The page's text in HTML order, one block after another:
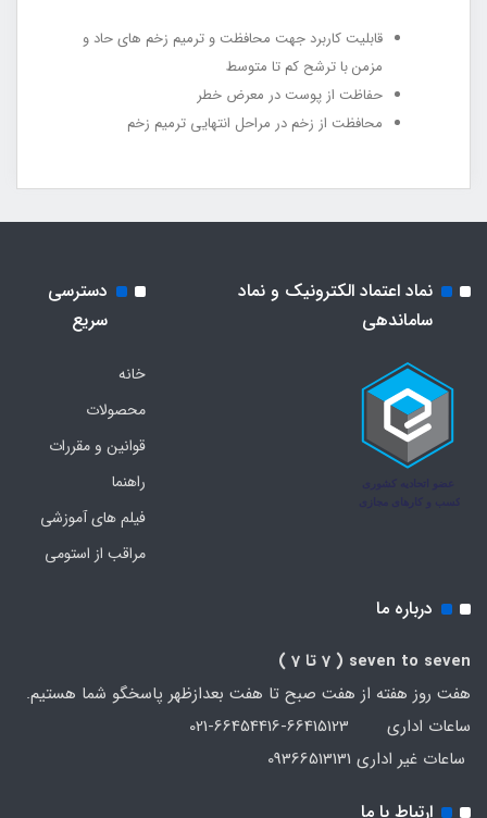
قابلیت کاربرد جهت محافظت و ترمیم زخم ‏های حاد و
مزمن با ترشح کم تا متوسط
حفاظت از پوست در معرض خطر
محافظت از زخم در مراحل انتهایی ترمیم زخم
نماد اعتماد الکترونیک و نماد
ساماندهی
دسترسی
سریع
خانه
محصولات
قوانین و مقررات
راهنما
فیلم های آموزشی
مراقب از استومی
درباره ما
seven to seven ( 7 تا 7 )
هفت روز هفته از هفت صبح تا هفت بعدازظهر پاسخگو شما هستیم.
ساعات اداری 66415123-66454416-021
ساعات غیر اداری 09366513131
ارتباط با ما